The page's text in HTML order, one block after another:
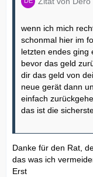
wenn ich mich
schonmal hier im
letzten endes ging
bevor das geld
dir das geld von
neue gerät dann
einfach
das ist die
Danke für den Rat,
das was ich
Erst